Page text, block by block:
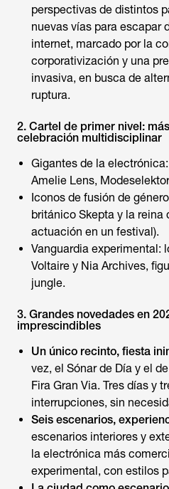
perspectivas de distintos
nuevas vías para escapar
internet, marcado por la
corporativización y una
invasiva, en busca de
ruptura.
2. Cartel de primer nivel:
celebración multidisciplinar
Gigantes de la
Amelie Lens,
Iconos de fusión de
británico Skepta y la reina
actuación en un festival).
Vanguardia experimental:
Voltaire y Nia Archives,
jungle.
3. Grandes novedades en
imprescindibles
Un único recinto, fiesta
vez, el Sónar de Día y el
Fira Gran Via. Tres días y
interrupciones, sin
Seis escenarios,
escenarios interiores y
la electrónica más
experimental, con estilos